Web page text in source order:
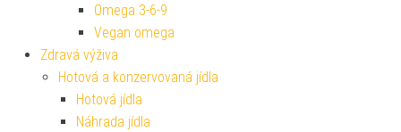
Omega 3-6-9
Vegan omega
Zdravá výživa
Hotová a konzervovaná jídla
Hotová jídla
Náhrada jídla